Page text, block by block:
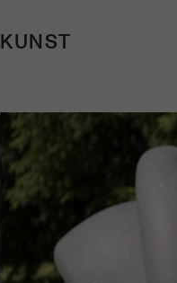
KUNST